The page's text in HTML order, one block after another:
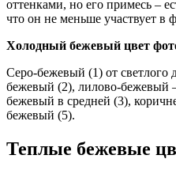
оттенками, но его примесь –
что он не меньше участвует в
Холодный бежевый цвет
Серо-бежевый (1) от светлого
бежевый (2), лилово-бежевый
бежевый в средней (3),
бежевый (5).
Теплые бежевые